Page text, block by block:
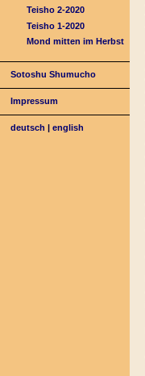
Teisho 2-2020
Teisho 1-2020
Mond mitten im Herbst
Sotoshu Shumucho
Impressum
deutsch |english